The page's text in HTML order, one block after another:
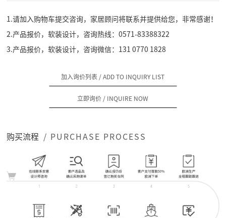
1.请加入购物车提交咨询，家居顾问将联系并提供给您，非常感谢！
2.产品报价，软装设计，咨询热线：0571-83388322
3.产品报价，软装设计，咨询微信：131 0770 1828
加入询价列表 / ADD TO INQUIRY LIST
立即询价 / INQUIRE NOW
购买流程 / PURCHASE PROCESS